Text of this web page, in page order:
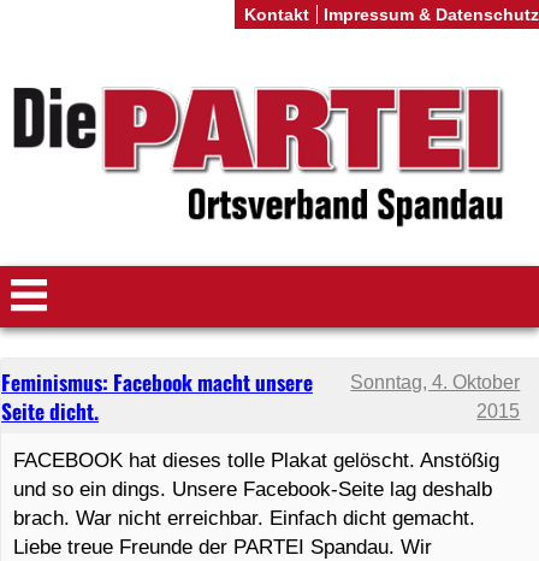
Feminismus: Facebook macht unsere
Seite dicht.
Sonntag, 4. Oktober
2015
FACEBOOK hat dieses tolle Plakat gelöscht. Anstößig
und so ein dings. Unsere Facebook-Seite lag deshalb
brach. War nicht erreichbar. Einfach dicht gemacht.
Liebe treue Freunde der PARTEI Spandau. Wir
Kontakt Impressum & Datenschutz